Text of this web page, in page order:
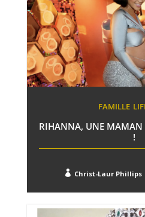
FAMILLE
RIHANNA, UNE MAMAN
!
 Christ-Laur Phillips